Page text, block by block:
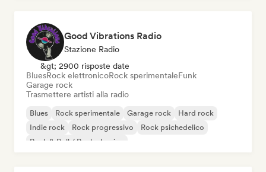
Good Vibrations Radio
Stazione Radio
&gt; 2900 risposte date
BluesRock elettronicoRock sperimentaleFunk
Garage rock
Trasmettere artisti alla radio
Blues Rock sperimentale Garage rock
Hard rock
Indie rock
Rock progressivo
Rock psichedelico
Rock & Roll / Rock classico